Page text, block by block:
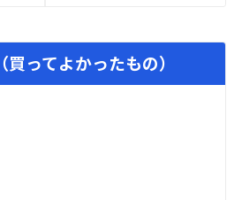
ってよかったもの）